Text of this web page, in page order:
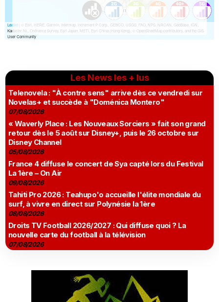
Les News les + lus
Telenovela : "À contre sens" arrive dès ce vendredi sur
Novelas+ et succède à "Doménica Montero"
07/08/2026
« Waverly Place : Les Nouveaux Sorciers » fait son grand
retour dès le 5 août sur Disney+, puis le 26 octobre sur
Disney Channel
05/08/2026
France 4 diffuse le concert de Sya capté lors du Festival
La 1ère – On Air
09/08/2026
Tahiti Pro 2026 : Teahupo'o accueille l'élite mondiale du
surf, à vivre en direct sur Polynésie la 1ère
08/08/2026
Droits TV Football 2026/2027 : Qui diffuse quoi ? La
nouvelle carte du football à la télévision
07/08/2026